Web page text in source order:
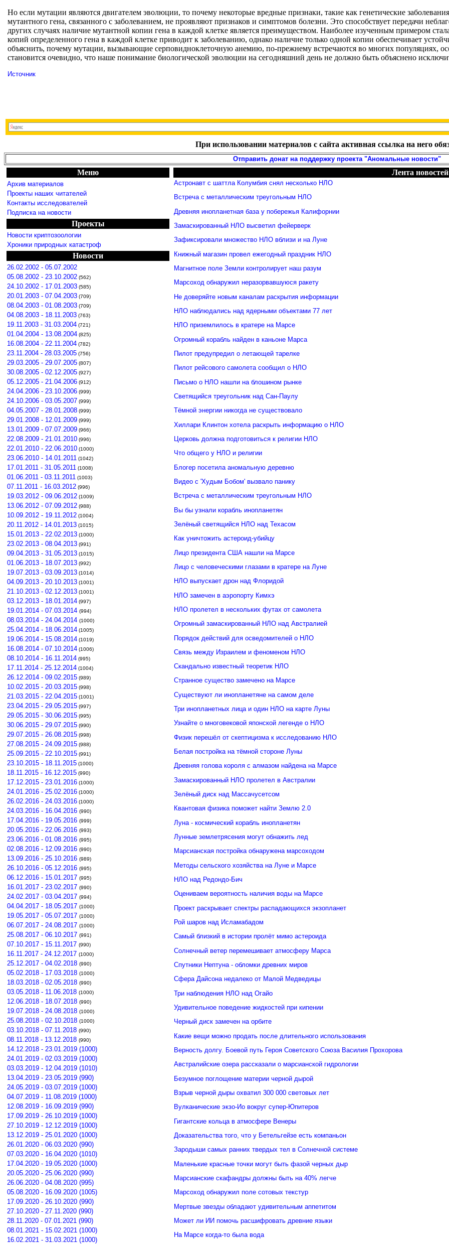
Но если мутации являются двигателем эволюции, то почему некоторые вредные признаки, такие как генетические
мутантного гена, связанного с заболеванием, не проявляют признаков и симптомов болезни. Это способствует передачи
других случаях наличие мутантной копии гена в каждой клетке является преимуществом. Наиболее изученным примером
копий определенного гена в каждой клетке приводит к заболеванию, однако наличие только одной копии обеспечивает
объяснить, почему мутации, вызывающие серповидноклеточную анемию, по-прежнему встречаются во многих популяциях,
становится очевидно, что наше понимание биологической эволюции на сегодняшний день не должно быть объяснено
Источник
При использовании материалов с сайта активная ссылка на него
Отправить донат на поддержку проекта "Аномальные новости"
Меню
Архив материалов
Проекты наших читателей
Контакты исследователей
Подписка на новости
Проекты
Новости криптозоологии
Хроники природных катастроф
Новости
26.02.2002 - 05.07.2002
05.08.2002 - 23.10.2002 (562)
24.10.2002 - 17.01.2003 (585)
20.01.2003 - 07.04.2003 (709)
08.04.2003 - 01.08.2003 (709)
04.08.2003 - 18.11.2003 (763)
19.11.2003 - 31.03.2004 (721)
01.04.2004 - 13.08.2004 (825)
16.08.2004 - 22.11.2004 (782)
23.11.2004 - 28.03.2005 (756)
29.03.2005 - 29.07.2005 (807)
30.08.2005 - 02.12.2005 (927)
05.12.2005 - 21.04.2006 (912)
24.04.2006 - 23.10.2006 (999)
24.10.2006 - 03.05.2007 (999)
04.05.2007 - 28.01.2008 (999)
29.01.2008 - 12.01.2009 (999)
13.01.2009 - 07.07.2009 (966)
22.08.2009 - 21.01.2010 (996)
22.01.2010 - 22.06.2010 (1000)
23.06.2010 - 14.01.2011 (1042)
17.01.2011 - 31.05.2011 (1008)
01.06.2011 - 03.11.2011 (1003)
07.11.2011 - 16.03.2012 (996)
19.03.2012 - 09.06.2012 (1009)
13.06.2012 - 07.09.2012 (988)
10.09.2012 - 19.11.2012 (1004)
20.11.2012 - 14.01.2013 (1015)
15.01.2013 - 22.02.2013 (1000)
23.02.2013 - 08.04.2013 (991)
09.04.2013 - 31.05.2013 (1015)
01.06.2013 - 18.07.2013 (992)
19.07.2013 - 03.09.2013 (1014)
04.09.2013 - 20.10.2013 (1001)
21.10.2013 - 02.12.2013 (1001)
03.12.2013 - 18.01.2014 (997)
19.01.2014 - 07.03.2014 (994)
08.03.2014 - 24.04.2014 (1000)
25.04.2014 - 18.06.2014 (1005)
19.06.2014 - 15.08.2014 (1019)
16.08.2014 - 07.10.2014 (1006)
08.10.2014 - 16.11.2014 (995)
17.11.2014 - 25.12.2014 (1004)
26.12.2014 - 09.02.2015 (989)
10.02.2015 - 20.03.2015 (998)
21.03.2015 - 22.04.2015 (1001)
23.04.2015 - 29.05.2015 (997)
29.05.2015 - 30.06.2015 (995)
30.06.2015 - 29.07.2015 (990)
29.07.2015 - 26.08.2015 (998)
27.08.2015 - 24.09.2015 (988)
25.09.2015 - 22.10.2015 (991)
23.10.2015 - 18.11.2015 (1000)
18.11.2015 - 16.12.2015 (990)
17.12.2015 - 23.01.2016 (1000)
24.01.2016 - 25.02.2016 (1000)
26.02.2016 - 24.03.2016 (1000)
24.03.2016 - 16.04.2016 (990)
17.04.2016 - 19.05.2016 (999)
20.05.2016 - 22.06.2016 (993)
23.06.2016 - 01.08.2016 (995)
02.08.2016 - 12.09.2016 (990)
13.09.2016 - 25.10.2016 (989)
26.10.2016 - 05.12.2016 (995)
06.12.2016 - 15.01.2017 (995)
16.01.2017 - 23.02.2017 (990)
24.02.2017 - 03.04.2017 (994)
04.04.2017 - 18.05.2017 (1000)
19.05.2017 - 05.07.2017 (1000)
06.07.2017 - 24.08.2017 (1000)
25.08.2017 - 06.10.2017 (991)
07.10.2017 - 15.11.2017 (990)
16.11.2017 - 24.12.2017 (1000)
25.12.2017 - 04.02.2018 (990)
05.02.2018 - 17.03.2018 (1000)
18.03.2018 - 02.05.2018 (990)
03.05.2018 - 11.06.2018 (1000)
12.06.2018 - 18.07.2018 (990)
19.07.2018 - 24.08.2018 (1000)
25.08.2018 - 02.10.2018 (1000)
03.10.2018 - 07.11.2018 (990)
08.11.2018 - 13.12.2018 (990)
14.12.2018 - 23.01.2019 (1000)
24.01.2019 - 02.03.2019 (1000)
03.03.2019 - 12.04.2019 (1010)
13.04.2019 - 23.05.2019 (990)
24.05.2019 - 03.07.2019 (1000)
04.07.2019 - 11.08.2019 (1000)
12.08.2019 - 16.09.2019 (990)
17.09.2019 - 26.10.2019 (1000)
27.10.2019 - 12.12.2019 (1000)
13.12.2019 - 25.01.2020 (1000)
26.01.2020 - 06.03.2020 (990)
07.03.2020 - 16.04.2020 (1010)
17.04.2020 - 19.05.2020 (1000)
20.05.2020 - 25.06.2020 (990)
26.06.2020 - 04.08.2020 (995)
05.08.2020 - 16.09.2020 (1005)
17.09.2020 - 26.10.2020 (990)
27.10.2020 - 27.11.2020 (990)
28.11.2020 - 07.01.2021 (990)
08.01.2021 - 15.02.2021 (1000)
16.02.2021 - 31.03.2021 (1000)
Лента новостей
Астронавт с шаттла Колумбия снял несколько НЛО
Встреча с металлическим треугольным НЛО
Древняя инопланетная база у побережья Калифорнии
Замаскированный НЛО высветил фейерверк
Зафиксировали множество НЛО вблизи и на Луне
Книжный магазин провел ежегодный праздник НЛО
Магнитное поле Земли контролирует наш разум
Марсоход обнаружил неразорвавшуюся ракету
Не доверяйте новым каналам раскрытия информации
НЛО наблюдались над ядерными объектами 77 лет
НЛО приземлилось в кратере на Марсе
Огромный корабль найден в каньоне Марса
Пилот предупредил о летающей тарелке
Пилот рейсового самолета сообщил о НЛО
Письмо о НЛО нашли на блошином рынке
Светящийся треугольник над Сан-Паулу
Тёмной энергии никогда не существовало
Хиллари Клинтон хотела раскрыть информацию о НЛО
Церковь должна подготовиться к религии НЛО
Что общего у НЛО и религии
Блогер посетила аномальную деревню
Видео с 'Худым Бобом' вызвало панику
Встреча с металлическим треугольным НЛО
Вы бы узнали корабль инопланетян
Зелёный светящийся НЛО над Техасом
Как уничтожить астероид-убийцу
Лицо президента США нашли на Марсе
Лицо с человеческими глазами в кратере на Луне
НЛО выпускает дрон над Флоридой
НЛО замечен в аэропорту Кимхэ
НЛО пролетел в нескольких футах от самолета
Огромный замаскированный НЛО над Австралией
Порядок действий для осведомителей о НЛО
Связь между Израилем и феноменом НЛО
Скандально известный теоретик НЛО
Странное существо замечено на Марсе
Существуют ли инопланетяне на самом деле
Три инопланетных лица и один НЛО на карте Луны
Узнайте о многовековой японской легенде о НЛО
Физик перешёл от скептицизма к исследованию НЛО
Белая постройка на тёмной стороне Луны
Древняя голова короля с алмазом найдена на Марсе
Замаскированный НЛО пролетел в Австралии
Зелёный диск над Массачусетсом
Квантовая физика поможет найти Землю 2.0
Луна - космический корабль инопланетян
Лунные землетрясения могут обнажить лед
Марсианская постройка обнаружена марсоходом
Методы сельского хозяйства на Луне и Марсе
НЛО над Редондо-Бич
Оцениваем вероятность наличия воды на Марсе
Проект раскрывает спектры распадающихся экзопланет
Рой шаров над Исламабадом
Самый близкий в истории пролёт мимо астероида
Солнечный ветер перемешивает атмосферу Марса
Спутники Нептуна - обломки древних миров
Сфера Дайсона недалеко от Малой Медведицы
Три наблюдения НЛО над Огайо
Удивительное поведение жидкостей при кипении
Черный диск замечен на орбите
Какие вещи можно продать после длительного использования
Верность долгу. Боевой путь Героя Советского Союза Василия Прохорова
Австралийские озера рассказали о марсианской гидрологии
Безумное поглощение материи черной дырой
Взрыв черной дыры охватил 300 000 световых лет
Вулканические экзо-Ио вокруг супер-Юпитеров
Гигантские кольца в атмосфере Венеры
Доказательства того, что у Бетельгейзе есть компаньон
Зародыши самых ранних твердых тел в Солнечной системе
Маленькие красные точки могут быть фазой черных дыр
Марсианские скафандры должны быть на 40% легче
Марсоход обнаружил поле сотовых текстур
Мертвые звезды обладают удивительным аппетитом
Может ли ИИ помочь расшифровать древние языки
На Марсе когда-то была вода